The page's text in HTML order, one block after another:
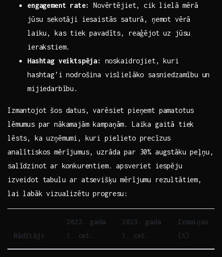
engagement ⁤rate:
Novērtējiet, cik lielā mērā
jūsu sekotāji iesaistās saturā, ņemot vērā
laiku, kas tiek pavadīts, reaģējot uz jūsu
ierakstiem.
Hashtag veiktspēja:
⁢noskaidrojiet, kuri
hashtag’i nodrošina vislielāko sasniedzamību⁢ un
mijiedarbību.
Izmantojot šos datus, varēsiet pieņemt pamatotus
‌lēmumus par nākamajām kampaņām. Laika gaitā tiek
lēsts, ka uzņēmumi, kuri pielieto precīzus
analītiskos mērījumus, uzrāda par 30% augstāku peļņu,
salīdzinot ar ⁢konkurentiem. apsveriet iespēju
izveidot tabulu ar atsevišķu mērījumu rezultātiem,
lai labāk vizualizētu progresu:
Rādītājs
2022. gada
1.​ cet.
2023. gada
⁣1.⁢ cet.
Izmaiņas
(%)